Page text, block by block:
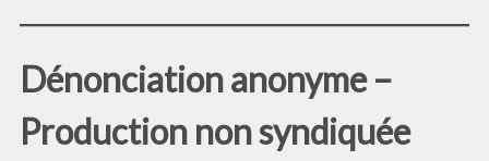
Dénonciation anonyme –
Production non syndiquée